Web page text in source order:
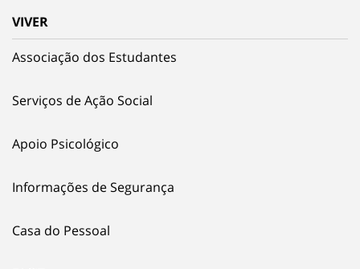
VIVER
Associação dos Estudantes
Serviços de Ação Social
Apoio Psicológico
Informações de Segurança
Casa do Pessoal